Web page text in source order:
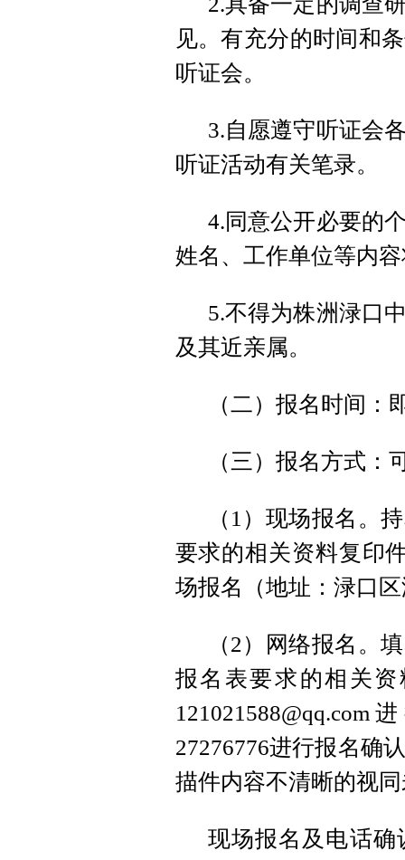
见。有充分的时间和
听证会。
3.自愿遵守听证会
听证活动有关笔录。
4.同意公开必要的
姓名、工作单位等内
5.不得为株洲渌口
及其近亲属。
（二）报名时间：
（三）报名方式：
（1）现场报名。
要求的相关资料复印
场报名（地址：渌口
（2）网络报名。
报名表要求的相关
27276776进行报名确
描件内容不清晰的视
现场报名及电话确